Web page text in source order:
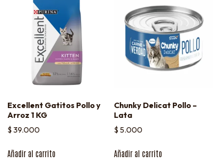
Excellent Gatitos Pollo y
Arroz 1 KG
$ 39.000
Añadir al carrito
Chunky Delicat Pollo –
Lata
$ 5.000
Añadir al carrito